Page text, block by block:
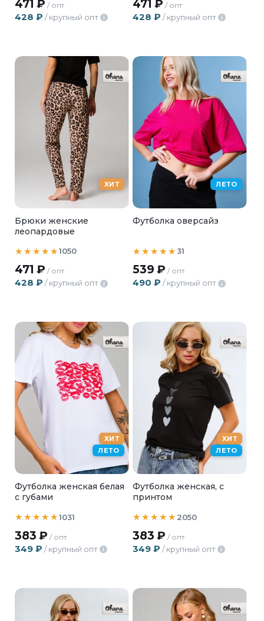
471 ₽ / опт
428 ₽ / крупный опт i
471 ₽ / опт
428 ₽ / крупный опт i
ХИТ
Брюки женские
леопардовые
1050
471 ₽ / опт
428 ₽ / крупный опт i
ЛЕТО
Футболка оверсайз
31
539 ₽ / опт
490 ₽ / крупный опт i
ХИТ
ЛЕТО
Футболка женская белая
с губами
1031
383 ₽ / опт
349 ₽ / крупный опт i
ХИТ
ЛЕТО
Футболка женская, с
принтом
2050
383 ₽ / опт
349 ₽ / крупный опт i